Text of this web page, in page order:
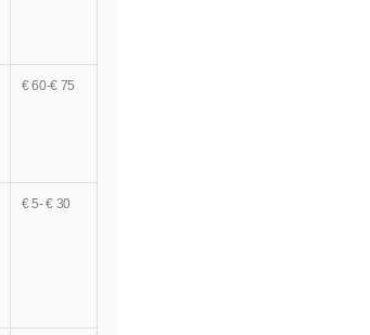
€ 60-€ 75
€ 5- € 30